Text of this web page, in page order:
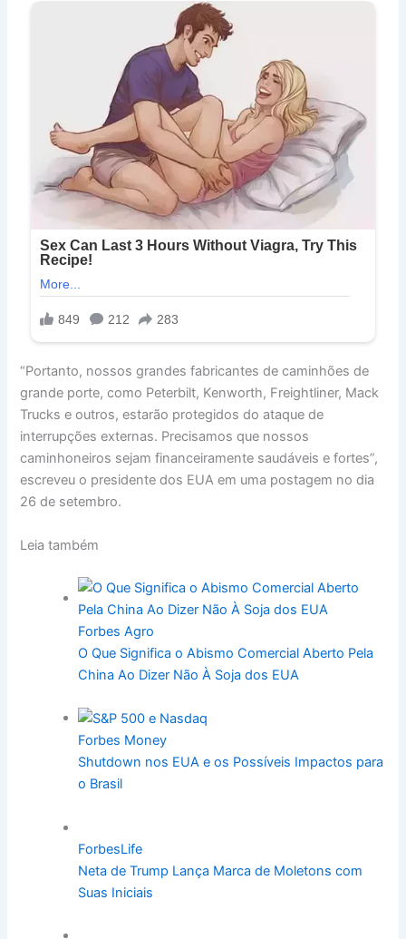
“Portanto, nossos grandes fabricantes de caminhões de
grande porte, como Peterbilt, Kenworth, Freightliner, Mack
Trucks e outros, estarão protegidos do ataque de
interrupções externas. Precisamos que nossos
caminhoneiros sejam financeiramente saudáveis ​​e fortes”,
escreveu o presidente dos EUA em uma postagem no dia
26 de setembro.
Leia também
Forbes Agro
O Que Significa o Abismo Comercial Aberto Pela
China Ao Dizer Não À Soja dos EUA
Forbes Money
Shutdown nos EUA e os Possíveis Impactos para
o Brasil
ForbesLife
Neta de Trump Lança Marca de Moletons com
Suas Iniciais